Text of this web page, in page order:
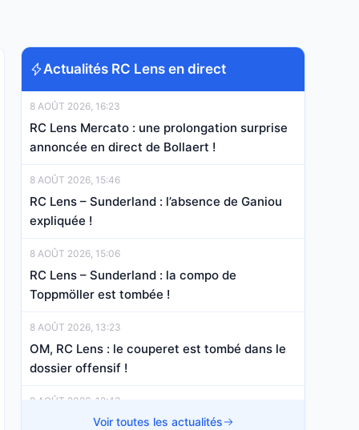
Actualités RC Lens en direct
8 AOÛT 2026, 16:23
RC Lens Mercato : une prolongation surprise
annoncée en direct de Bollaert !
8 AOÛT 2026, 15:46
RC Lens – Sunderland : l’absence de Ganiou
expliquée !
8 AOÛT 2026, 15:06
RC Lens – Sunderland : la compo de
Toppmöller est tombée !
8 AOÛT 2026, 13:23
OM, RC Lens : le couperet est tombé dans le
dossier offensif !
8 AOÛT 2026, 12:43
La nouvelle recrue débloque déjà son
Voir toutes les actualités